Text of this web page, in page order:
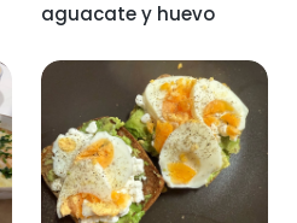
aguacate y huevo